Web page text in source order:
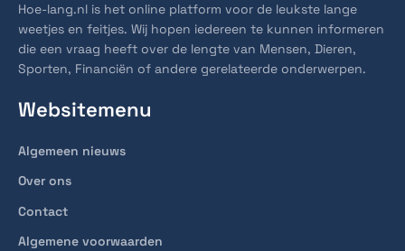
Hoe-lang.nl is het online platform voor de leukste lange
weetjes en feitjes. Wij hopen iedereen te kunnen informeren
die een vraag heeft over de lengte van Mensen, Dieren,
Sporten, Financiën of andere gerelateerde onderwerpen.
Websitemenu
Algemeen nieuws
Over ons
Contact
Algemene voorwaarden